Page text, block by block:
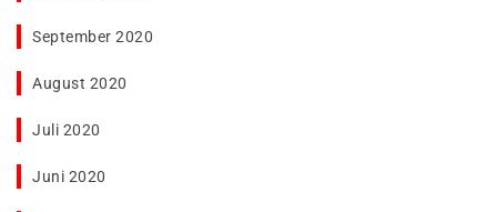
September 2020
August 2020
Juli 2020
Juni 2020